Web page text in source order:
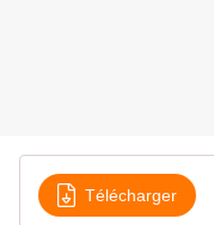
Télécharger